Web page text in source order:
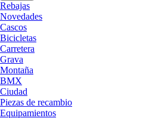
Rebajas
Novedades
Cascos
Bicicletas
Carretera
Grava
Montaña
BMX
Ciudad
Piezas de recambio
Equipamientos